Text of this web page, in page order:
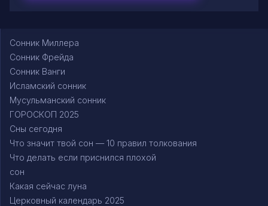
Сонник Миллера
Сонник Фрейда
Сонник Ванги
Исламский сонник
Мусульманский сонник
ГОРОСКОП 2025
Сны сегодня
Что значит твой сон — 10 правил толкования
Что делать если приснился плохой
сон
Какая сейчас луна
Церковный календарь 2025